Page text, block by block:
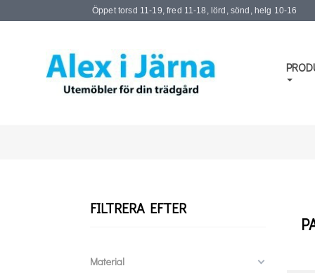
Öppet torsd 11-19, fred 11-18, lörd, sönd, helg 10-16
FILTRERA EFTER
Material